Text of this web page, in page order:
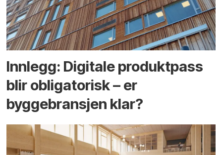
Innlegg: Digitale produktpass
blir obligatorisk – er
byggebransjen klar?